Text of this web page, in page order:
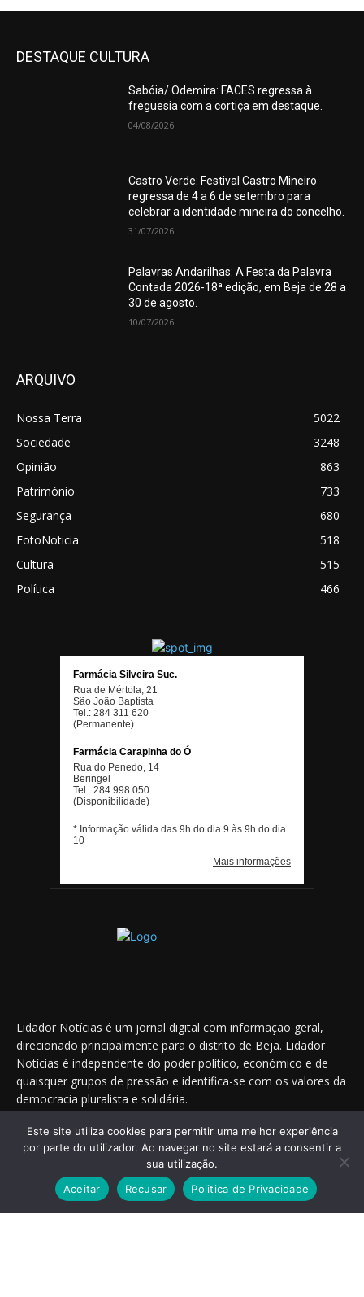
DESTAQUE CULTURA
Sabóia/ Odemira: FACES regressa à
freguesia com a cortiça em destaque.
04/08/2026
Castro Verde: Festival Castro Mineiro
regressa de 4 a 6 de setembro para
celebrar a identidade mineira do concelho.
31/07/2026
Palavras Andarilhas: A Festa da Palavra
Contada 2026-18ª edição, em Beja de 28 a
30 de agosto.
10/07/2026
ARQUIVO
Nossa Terra
5022
Sociedade
3248
Opinião
863
Património
733
Segurança
680
FotoNoticia
518
Cultura
515
Política
466
Lidador Notícias é um jornal digital com informação geral,
direcionado principalmente para o distrito de Beja. Lidador
Notícias é independente do poder político, económico e de
quaisquer grupos de pressão e identifica-se com os valores da
democracia pluralista e solidária.
Saiba onde nos encontrar nas redes sociais
Este site utiliza cookies para permitir uma melhor experiência
por parte do utilizador. Ao navegar no site estará a consentir a
sua utilização.
Aceitar
Recusar Politica de Privacidade